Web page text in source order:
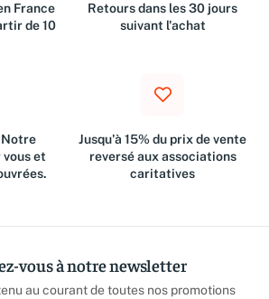
France
de 10
Retours dans les 30 jours
suivant l'achat
Notre
vous et
Jusqu'à 15% du prix de vente
reversé aux associations
caritatives
vous à notre newsletter
au courant de toutes nos promotions